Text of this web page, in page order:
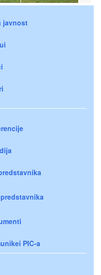
javnost
PIC-a